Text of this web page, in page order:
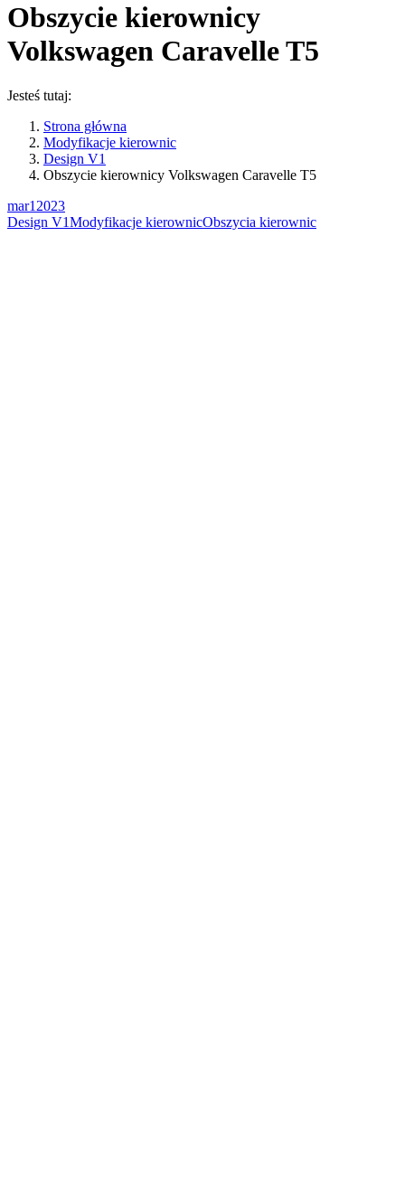
Obszycie kierownicy
Volkswagen Caravelle T5
Jesteś tutaj:
Strona główna
Modyfikacje kierownic
Design V1
Obszycie kierownicy Volkswagen Caravelle T5
mar1 2023
Design V1Modyfikacje kierownicObszycia kierownic